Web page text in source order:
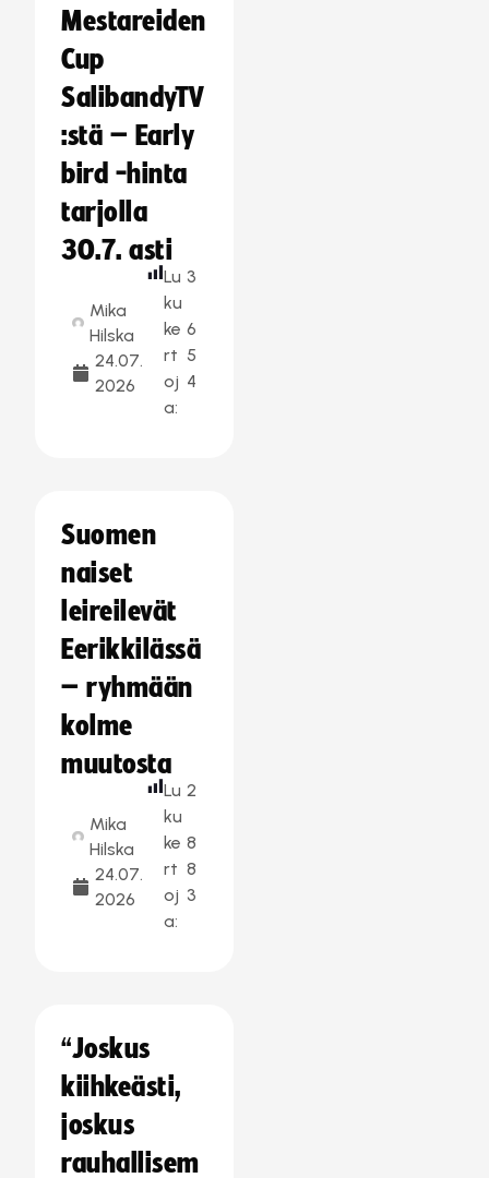
Mestareiden
Cup
SalibandyTV
:stä – Early
bird -hinta
tarjolla
30.7. asti
Mika
Hilska
24.07.
2026
Lu
ku
ke
rt
oj
a:
3
6
5
4
Suomen
naiset
leireilevät
Eerikkilässä
– ryhmään
kolme
muutosta
Mika
Hilska
24.07.
2026
Lu
ku
ke
rt
oj
a:
2
8
8
3
“Joskus
kiihkeästi,
joskus
rauhallisem